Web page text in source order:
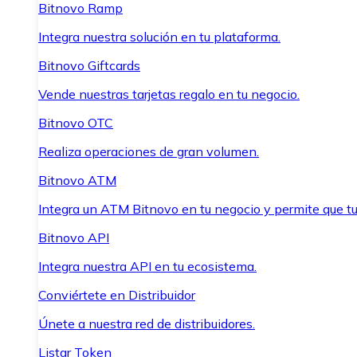
Bitnovo Ramp
Integra nuestra solución en tu plataforma.
Bitnovo Giftcards
Vende nuestras tarjetas regalo en tu negocio.
Bitnovo OTC
Realiza operaciones de gran volumen.
Bitnovo ATM
Integra un ATM Bitnovo en tu negocio y permite que
Bitnovo API
Integra nuestra API en tu ecosistema.
Conviértete en Distribuidor
Únete a nuestra red de distribuidores.
Listar Token